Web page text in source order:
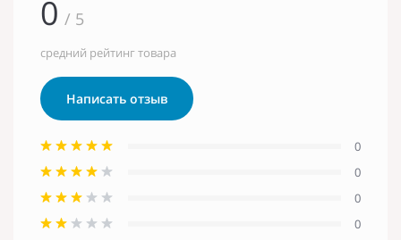
0 / 5
средний рейтинг товара
Написать отзыв
0
0
0
0